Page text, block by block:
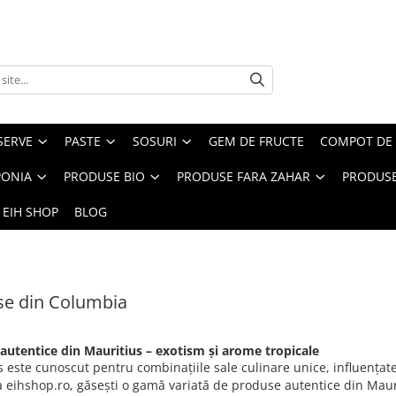
PASTE SOSURI GEM DE FRUCTE COMPOT DE
PRODUSE BIO PRODUSE FARA ZAHAR
SHOP BLOG
din Columbia
din Mauritius – exotism și arome tropicale
este cunoscut pentru combinațiile sale culinare unice,
eihshop.ro, găsești o gamă variată de produse autentice din